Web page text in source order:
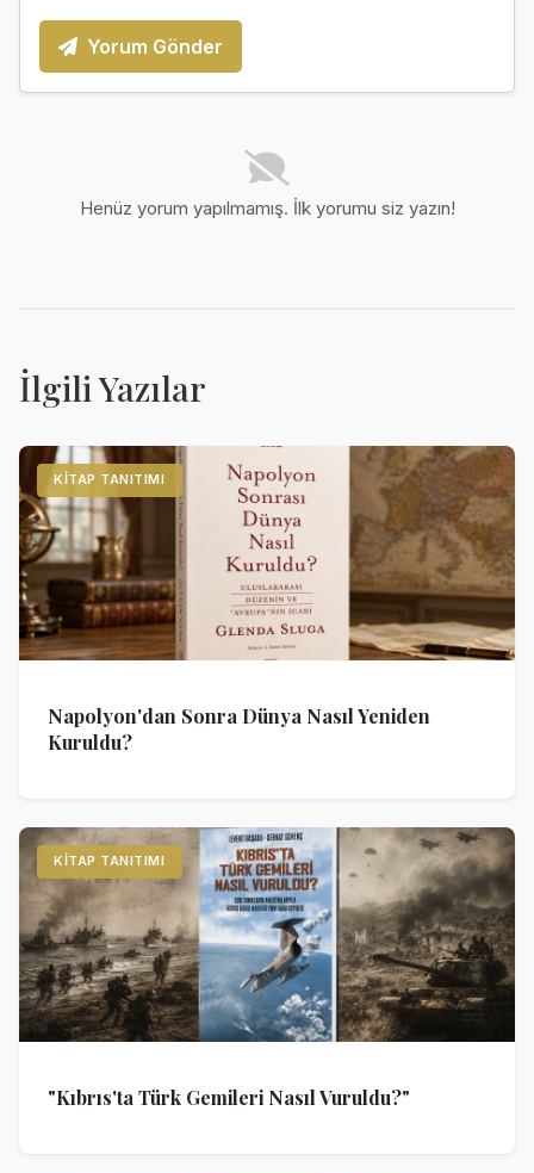
Yorum Gönder
Henüz yorum yapılmamış. İlk yorumu siz yazın!
İlgili Yazılar
KITAP TANITIMI
Napolyon'dan Sonra Dünya Nasıl Yeniden
Kuruldu?
KITAP TANITIMI
"Kıbrıs'ta Türk Gemileri Nasıl Vuruldu?"